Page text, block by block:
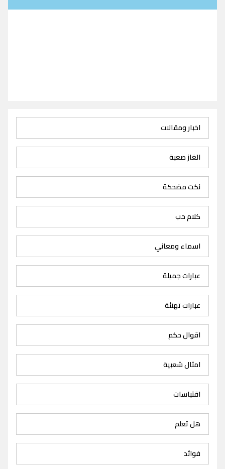
اخبار ومقالات
الغاز صعبة
نكت مضحكة
كلام حب
اسماء ومعاني
عبارات جميلة
عبارات تهنئة
اقوال حكم
امثال شعبية
اقتباسات
هل تعلم
فوائد